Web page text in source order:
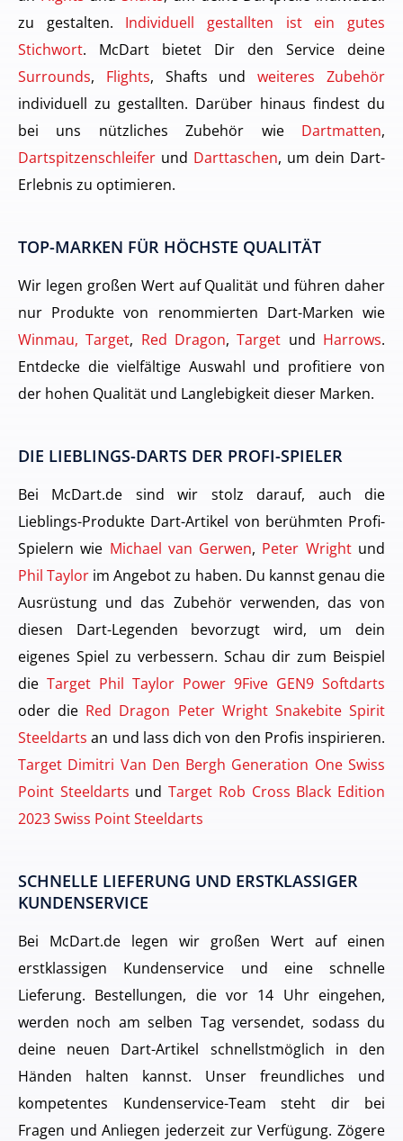
zu gestalten. Individuell gestallten ist ein gutes
Stichwort. McDart bietet Dir den Service deine
Surrounds, Flights, Shafts undweiteres Zubehör
individuell zu gestallten. Darüber hinaus findest du
bei uns nützliches Zubehör wie Dartmatten,
Dartspitzenschleifer und Darttaschen, um dein Dart-
Erlebnis zu optimieren.
TOP-MARKEN FÜR HÖCHSTE QUALITÄT
Wir legen großen Wert auf Qualität und führen daher
nur Produkte von renommierten Dart-Marken wie
Winmau, Target, Red Dragon,Target und Harrows.
Entdecke die vielfältige Auswahl und profitiere von
der hohen Qualität und Langlebigkeit dieser Marken.
DIE LIEBLINGS-DARTS DER PROFI-SPIELER
Bei McDart.de sind wir stolz darauf, auch die
Lieblings-Produkte Dart-Artikel von berühmten Profi-
Spielern wie Michael van Gerwen, Peter Wrightund
Phil Taylor im Angebot zu haben. Du kannst genau die
Ausrüstung und das Zubehör verwenden, das von
diesen Dart-Legenden bevorzugt wird, um dein
eigenes Spiel zu verbessern. Schau dir zum Beispiel
die Target Phil Taylor Power 9Five GEN9 Softdarts
oder die Red Dragon Peter Wright Snakebite Spirit
Steeldarts an und lass dich von den Profis inspirieren.
Target Dimitri Van Den Bergh Generation One Swiss
Point Steeldarts undTarget Rob Cross Black Edition
2023 Swiss Point Steeldarts
SCHNELLE LIEFERUNG UND ERSTKLASSIGER
KUNDENSERVICE
Bei McDart.de legen wir großen Wert auf einen
erstklassigen Kundenservice und eine schnelle
Lieferung. Bestellungen, die vor 14 Uhr eingehen,
werden noch am selben Tag versendet, sodass du
deine neuen Dart-Artikel schnellstmöglich in den
Händen halten kannst. Unser freundliches und
kompetentes Kundenservice-Team steht dir bei
Fragen und Anliegen jederzeit zur Verfügung. Zögere